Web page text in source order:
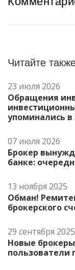
Читайте
23 июля 2026
Обращения
упоминались в
07 июля 2026
Брокер
банке:
13 ноября 2025
Обман!
брокерского
29 сентября 2025
Новые
пользователи